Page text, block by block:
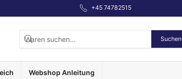
+45 74782515
Suchen
Webshop Anleitung